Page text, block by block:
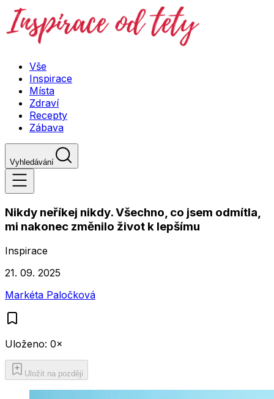
Vše
Inspirace
Místa
Zdraví
Recepty
Zábava
Vyhledávání
Nikdy neříkej nikdy. Všechno, co jsem odmítla,
mi nakonec změnilo život k lepšímu
Inspirace
21. 09. 2025
Markéta Paločková
Uloženo: 0×
Uložit na později